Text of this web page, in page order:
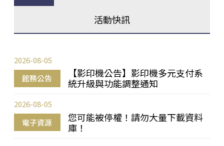
活動快訊
館務公告
【影印機公告】影印機多元支付系
統升級與功能調整通知
2026-08-05
電子資源
您可能被停權！請勿大量下載資料
庫！
2026-08-05